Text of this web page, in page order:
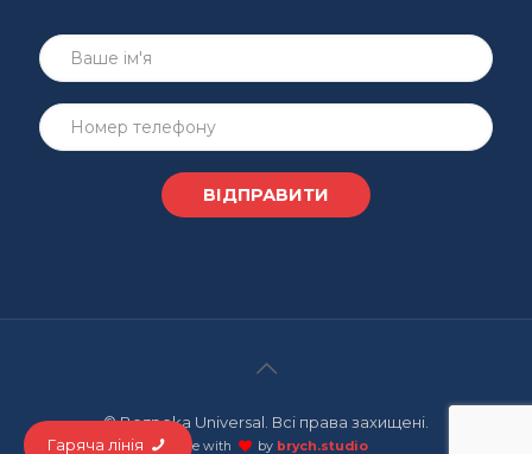
© Bezpeka Universal. Всі права захищені.
made with by brych.studio
Гаряча лінія